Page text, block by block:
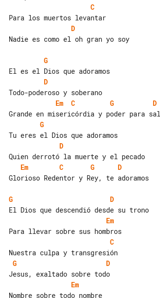
C
D
Nadie es como el oh gran yo soy
G
D
Em
C G
D
G
D
Em
C G
D
Glorioso Redentor y Rey, te adoramos
G
D
Em
C
G
D
Em